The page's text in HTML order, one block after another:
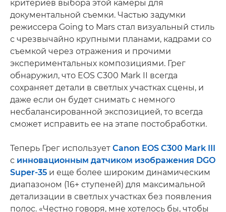
критериев выбора этой камеры для
документальной съемки. Частью задумки
режиссера Going to Mars стал визуальный стиль
с чрезвычайно крупными планами, кадрами со
съемкой через отражения и прочими
экспериментальных композициями. Грег
обнаружил, что EOS C300 Mark II всегда
сохраняет детали в светлых участках сцены, и
даже если он будет снимать с немного
несбалансированной экспозицией, то всегда
сможет исправить ее на этапе постобработки.
Теперь Грег использует Canon EOS C300 Mark III
с инновационным датчиком изображения DGO
Super-35 и еще более широким динамическим
диапазоном (16+ ступеней) для максимальной
детализации в светлых участках без появления
полос. «Честно говоря, мне хотелось бы, чтобы